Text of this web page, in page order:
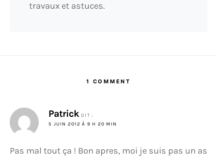
travaux et astuces.
1 COMMENT
Patrick DIT :
5 JUIN 2012 À 9 H 20 MIN
Pas mal tout ça ! Bon apres, moi je suis pas un as